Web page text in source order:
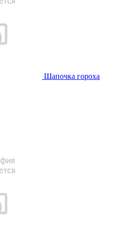
Шапочка гороха